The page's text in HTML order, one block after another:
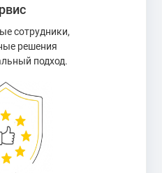
сотрудники,
решения
подход.